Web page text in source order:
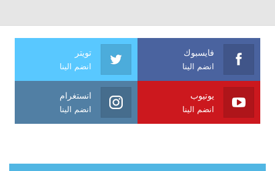
فايسبوك
انضم الينا
تويتر
انضم الينا
يوتيوب
انضم الينا
انستغرام
انضم الينا